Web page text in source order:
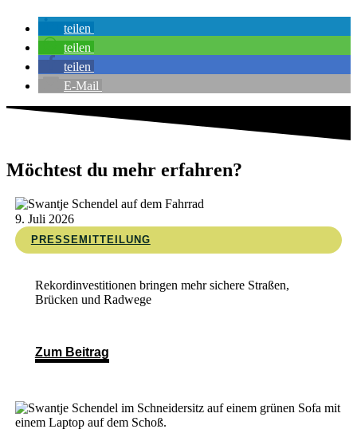
teilen
teilen
teilen
E-Mail
Möchtest du mehr erfahren?
9. Juli 2026
PRESSEMITTEILUNG
Rekordinvestitionen bringen mehr sichere Straßen,
Brücken und Radwege
Zum Beitrag